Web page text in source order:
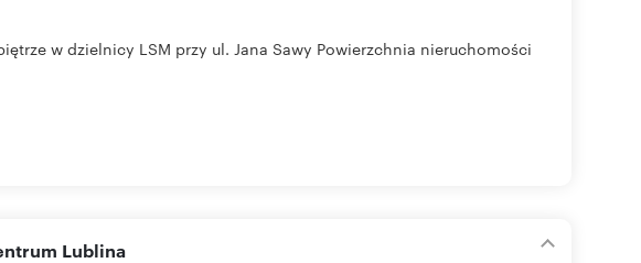
w dzielnicy LSM przy ul. Jana Sawy Powierzchnia nieruchomości
Lublina